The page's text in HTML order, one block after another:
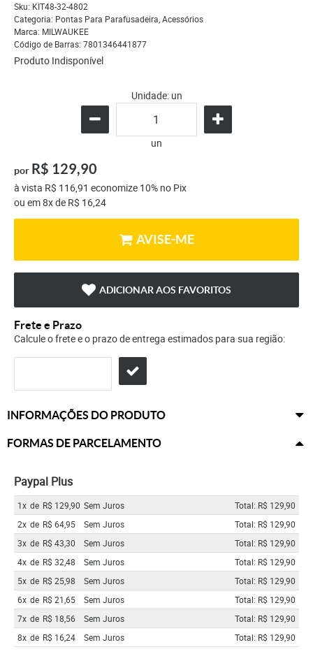
Sku: KIT48-32-4802
Categoria: Pontas Para Parafusadeira,Acessórios
Marca: MILWAUKEE
Código de Barras: 7801346441877
Produto Indisponível
Unidade: un
un
por R$ 129,90
à vista R$ 116,91 economize 10% no Pix
ou em8xde R$ 16,24
AVISE-ME
ADICIONAR AOS FAVORITOS
Frete e Prazo
Calcule o frete e o prazo de entrega estimados para sua região:
INFORMAÇÕES DO PRODUTO
FORMAS DE PARCELAMENTO
Paypal Plus
1x de R$ 129,90 Sem Juros
Total: R$ 129,90
2x de R$ 64,95 Sem Juros
Total: R$ 129,90
3x de R$ 43,30 Sem Juros
Total: R$ 129,90
4x de R$ 32,48 Sem Juros
Total: R$ 129,90
5x de R$ 25,98 Sem Juros
Total: R$ 129,90
6x de R$ 21,65 Sem Juros
Total: R$ 129,90
7x de R$ 18,56 Sem Juros
Total: R$ 129,90
8x de R$ 16,24 Sem Juros Total: R$ 129,90